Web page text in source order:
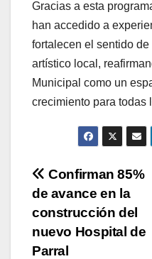
Gracias a esta
han accedido a
fortalecen el sentido
artístico local,
Municipal como un
crecimiento para todas
Navegación
de
entradas
Confirman 85%
de avance en la
construcción del
nuevo Hospital de
Parral